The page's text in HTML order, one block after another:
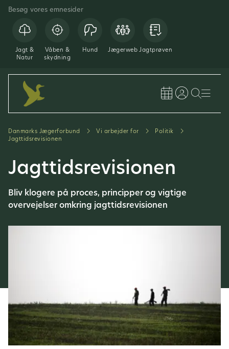
Besøg vores emnesider
Jagt &
Natur
Våben &
skydning
Hund Jægerweb Jagtprøven
Danmarks Jægerforbund Vi arbejder for
Politik
Jagttidsrevisionen
Jagttidsrevisionen
Bliv klogere på proces, principper og vigtige
overvejelser omkring jagttidsrevisionen